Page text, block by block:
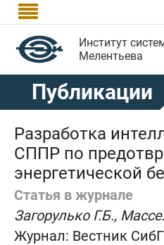

Институт
Мелентьева
Публикации
Разработка
СППР по
энергетической
Статья в журнале
Загорулько Г.Б.,
Журнал: Вестник